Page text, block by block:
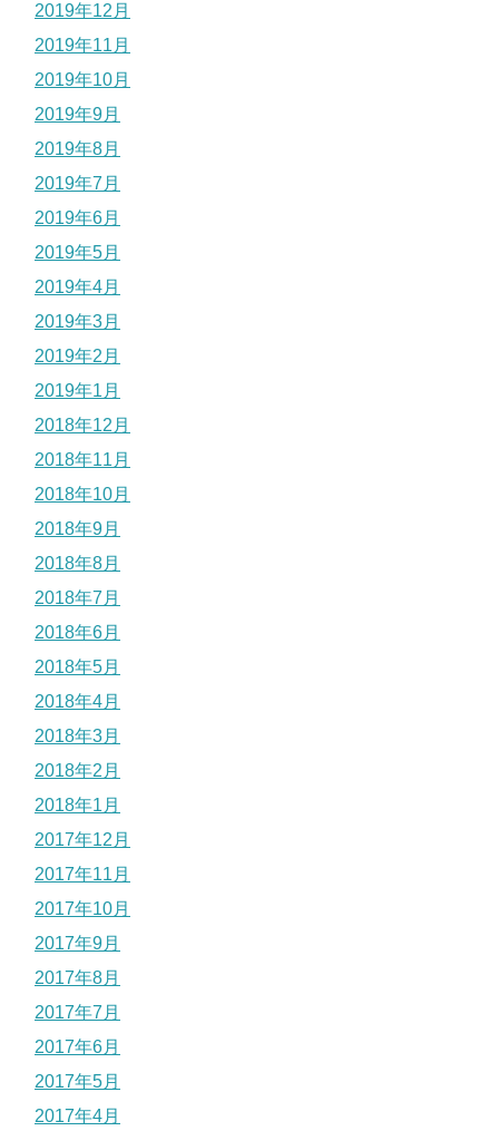
2019年12月
2019年11月
2019年10月
2019年9月
2019年8月
2019年7月
2019年6月
2019年5月
2019年4月
2019年3月
2019年2月
2019年1月
2018年12月
2018年11月
2018年10月
2018年9月
2018年8月
2018年7月
2018年6月
2018年5月
2018年4月
2018年3月
2018年2月
2018年1月
2017年12月
2017年11月
2017年10月
2017年9月
2017年8月
2017年7月
2017年6月
2017年5月
2017年4月